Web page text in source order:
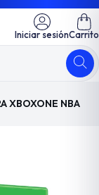
Iniciar sesiónCarrito
XBOXONE NBA